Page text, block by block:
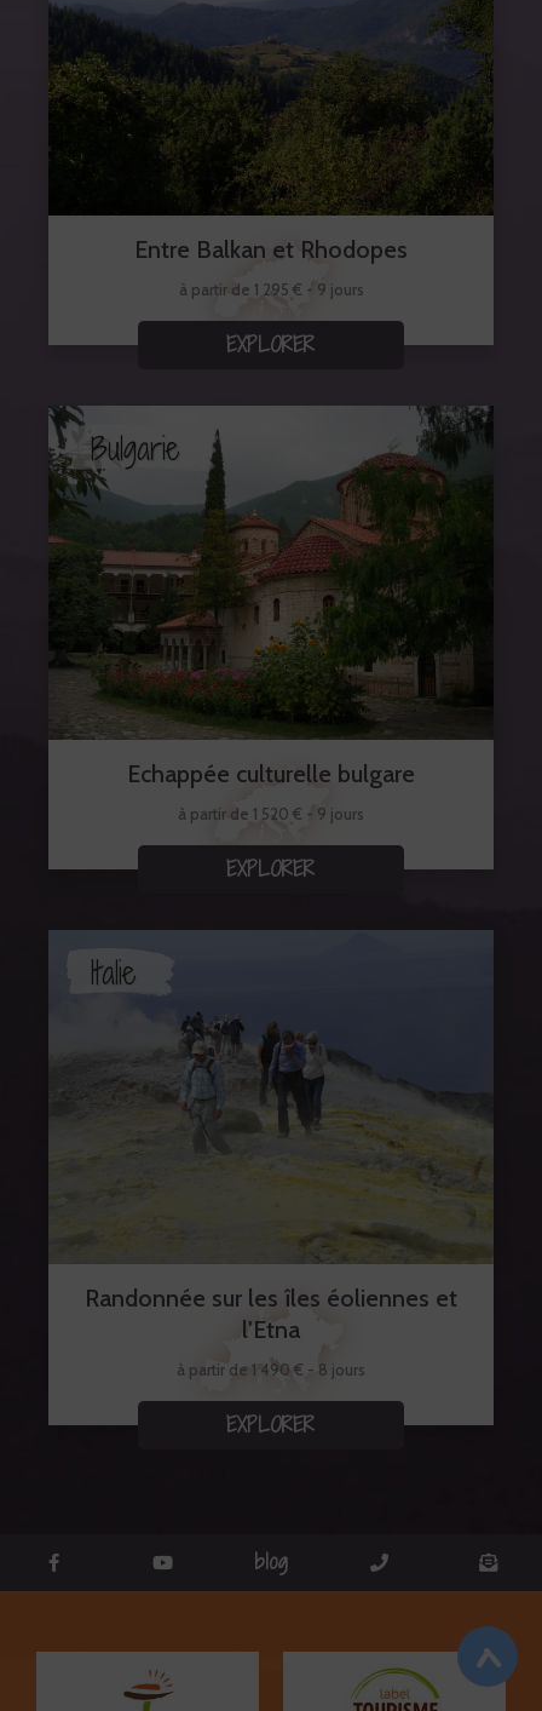
Entre Balkan et Rhodopes
à partir de 1 295 € - 9 jours
EXPLORER
Bulgarie
Echappée culturelle bulgare
à partir de 1 520 € - 9 jours
EXPLORER
Italie
Randonnée sur les îles éoliennes et
l'Etna
à partir de 1 490 € - 8 jours
EXPLORER
<
blog